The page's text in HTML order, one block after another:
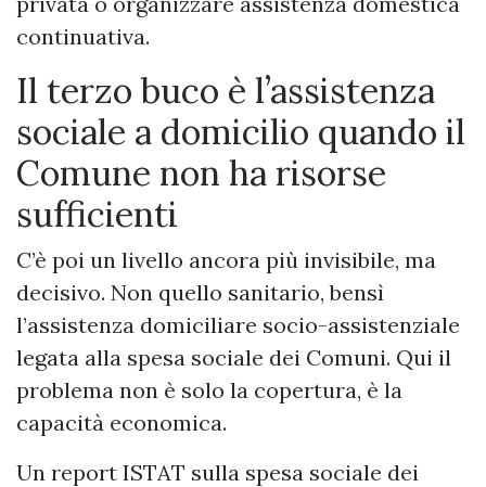
continuativa.
Il terzo buco è l’assistenza
sociale a domicilio quando il
Comune non ha risorse
sufficienti
C’è poi un livello ancora più invisibile, ma
decisivo. Non quello sanitario, bensì
l’assistenza domiciliare socio-assistenziale
legata alla spesa sociale dei Comuni. Qui il
problema non è solo la copertura, è la
capacità economica.
Un report ISTAT sulla spesa sociale dei